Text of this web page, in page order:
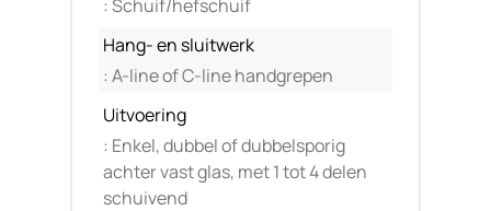
: Schuif/hefschuif
Hang- en sluitwerk
: A-line of C-line handgrepen
Uitvoering
: Enkel, dubbel of dubbelsporig
achter vast glas, met 1 tot 4 delen
schuivend